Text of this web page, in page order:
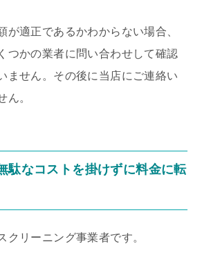
が適正であるかわからない場合、
つかの業者に問い合わせして確認
ません。その後に当店にご連絡い
ん。
駄なコストを掛けずに料金に転
クリーニング事業者です。